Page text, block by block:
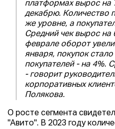
платформах вырос на
декабрю. Количество
же уровне, а
Средний чек вырос на
феврале оборот
января, покупок
покупателей - на 4%.
- говорит
корпоративных
Полякова.
О росте сегмента
"Авито". В 2023 году